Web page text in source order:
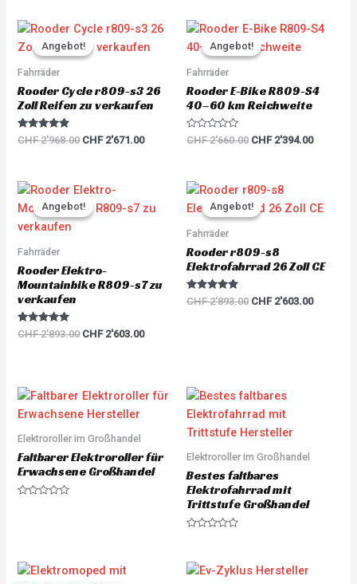
Angebot!
Angebot!
Fahrräder
Rooder Cycle r809-s3 26
Zoll Reifen zu verkaufen
Rated
5.00
CHF2'968.00
Original
price
was:
CHF2'671.00
Current
is:
CHF 2'671.00.
Angebot!
Angebot!
Fahrräder
Rooder E-Bike R809-S4
40–60 km Reichweite
R
a
0
o
u
t
f
CHF2'660.00
Original
price
was:
CHF2'394.00
Current
Angebot!
Angebot!
Fahrräder
Rooder Elektro-
Mountainbike R809-s7 zu
verkaufen
Rated
5.00
CHF2'893.00
Original
price
was:
CHF2'603.00
is:
CHF 2'603.00.
Angebot!
Angebot!
Fahrräder
Rooder r809-s8
Elektrofahrrad 26 Zoll CE
Rated
5.00
CHF2'893.00
Original
price
was:
CHF2'603.00
price
is:
Elektroroller im Großhandel
Faltbarer Elektroroller für
Erwachsene Großhandel
o
u
Elektroroller im Großhandel
Bestes faltbares
Elektrofahrrad mit
Trittstufe Großhandel
e
d